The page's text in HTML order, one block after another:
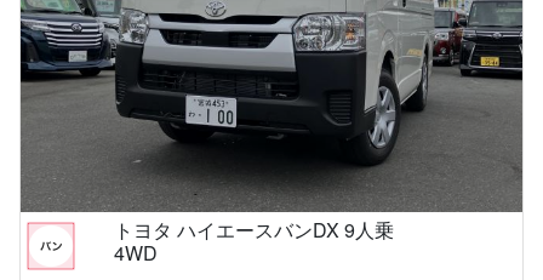
トヨタ ハイエースバンDX 9人乗
4WD